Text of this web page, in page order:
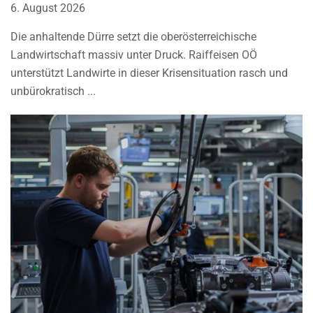
6. August 2026
Die anhaltende Dürre setzt die oberösterreichische
Landwirtschaft massiv unter Druck. Raiffeisen OÖ
unterstützt Landwirte in dieser Krisensituation rasch und
unbürokratisch